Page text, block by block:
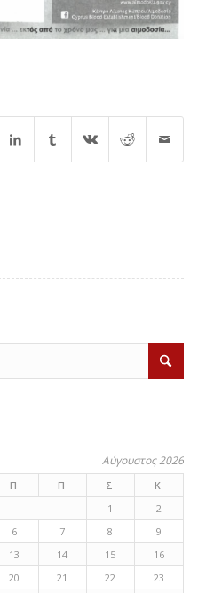
Αύγουστος 2026
Π Π Σ
Κ
1
2
6 7 8
9
13 14 15
16
20 21 22
23